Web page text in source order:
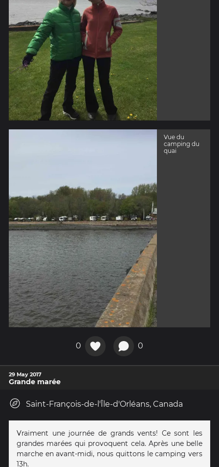
Vue du
camping du
quai
0 0
29 May 2017
Grande marée
Saint-François-de-l'Île-d'Orléans, Canada
Vraiment une journée de grands vents! Ce sont les
grandes marées qui provoquent cela. Après une belle
marche en avant-midi, nous quittons le camping vers
13h.